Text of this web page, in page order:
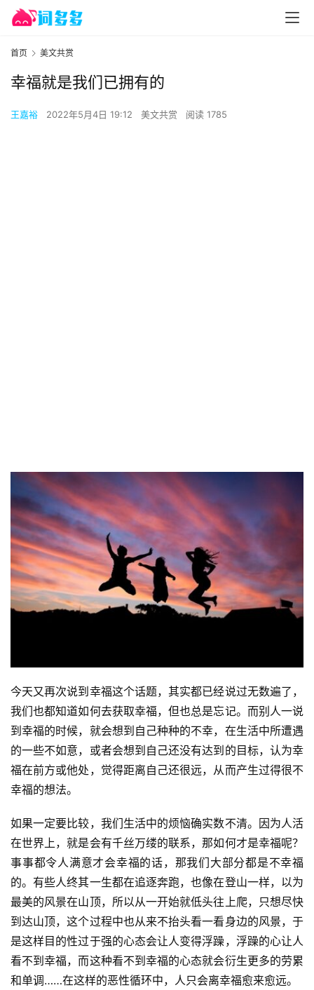
首页 美文共赏
幸福就是我们已拥有的
王嘉裕 2022年5月4日 19:12 美文共赏 阅读 1785
今天又再次说到幸福这个话题，其实都已经说过无数遍了，
我们也都知道如何去获取幸福，但也总是忘记。而别人一说
到幸福的时候，就会想到自己种种的不幸，在生活中所遭遇
的一些不如意，或者会想到自己还没有达到的目标，认为幸
福在前方或他处，觉得距离自己还很远，从而产生过得很不
幸福的想法。
如果一定要比较，我们生活中的烦恼确实数不清。因为人活
在世界上，就是会有千丝万缕的联系，那如何才是幸福呢？
事事都令人满意才会幸福的话，那我们大部分都是不幸福
的。有些人终其一生都在追逐奔跑，也像在登山一样，以为
最美的风景在山顶，所以从一开始就低头往上爬，只想尽快
到达山顶，这个过程中也从来不抬头看一看身边的风景，于
是这样目的性过于强的心态会让人变得浮躁，浮躁的心让人
看不到幸福，而这种看不到幸福的心态就会衍生更多的劳累
和单调……在这样的恶性循环中，人只会离幸福愈来愈远。